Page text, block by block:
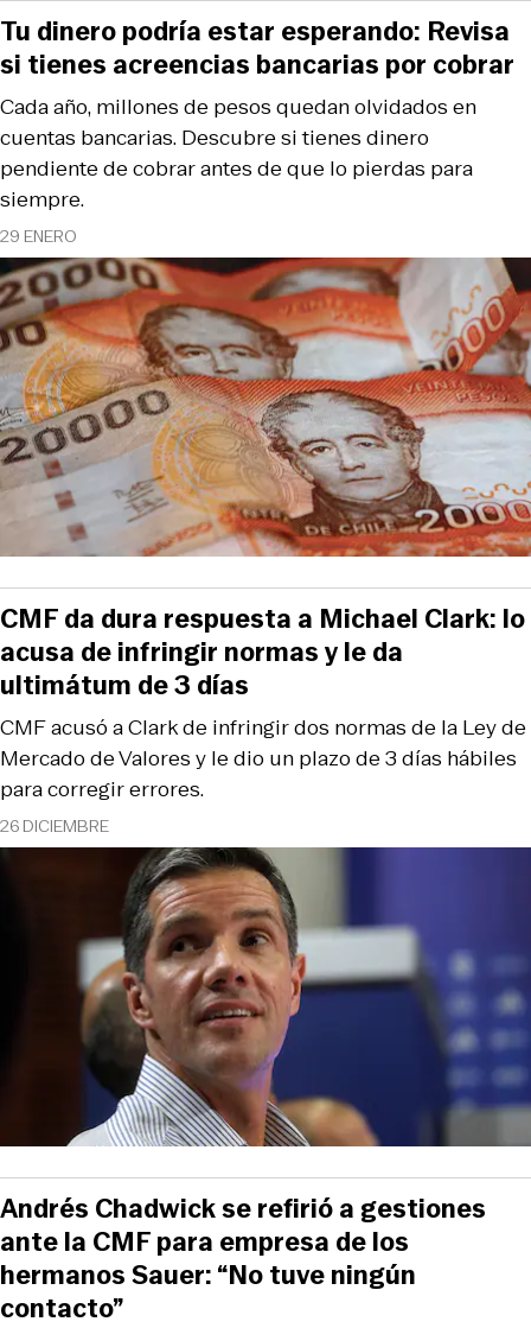
29 ENERO
Cada año, millones de pesos quedan olvidados en
cuentas bancarias. Descubre si tienes dinero
pendiente de cobrar antes de que lo pierdas para
siempre.
Tu dinero podría estar esperando: Revisa
si tienes acreencias bancarias por cobrar
26 DICIEMBRE
CMF acusó a Clark de infringir dos normas de la Ley de
Mercado de Valores y le dio un plazo de 3 días hábiles
para corregir errores.
CMF da dura respuesta a Michael Clark: lo
acusa de infringir normas y le da
ultimátum de 3 días
Andrés Chadwick se refirió a gestiones
ante la CMF para empresa de los
hermanos Sauer: “No tuve ningún
contacto”